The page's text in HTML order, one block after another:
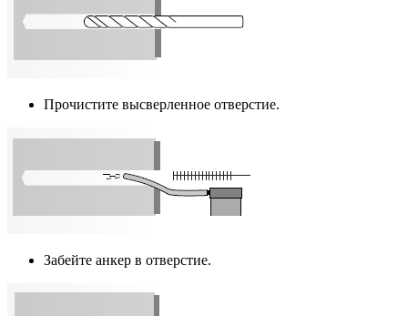
Прочистите высверленное отверстие.
Забейте анкер в отверстие.